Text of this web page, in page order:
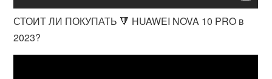
СТОИТ ЛИ ПОКУПАТЬ 🔻 HUAWEI NOVA 10 PRO в
2023?